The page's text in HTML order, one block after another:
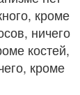
кроме
ничего
костей,
кроме